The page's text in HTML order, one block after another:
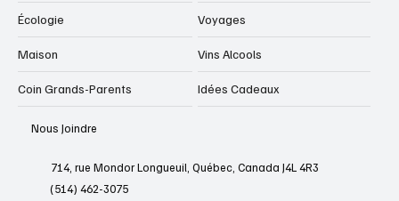
Écologie
Maison
Coin Grands-Parents
Voyages
Vins Alcools
Idées Cadeaux
Nous Joindre
714, rue Mondor Longueuil, Québec, Canada J4L 4R3
(514) 462-3075